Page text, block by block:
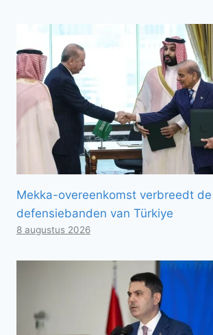
Mekka-overeenkomst verbreedt
defensiebanden van Türkiye
8 augustus 2026